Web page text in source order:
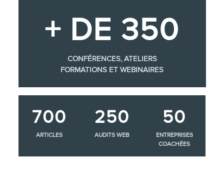
+ DE 350
CONFÉRENCES, ATELIERS
FORMATIONS ET WEBINAIRES
700
ARTICLES
250
AUDITS WEB
50
ENTREPRISES
COACHÉES